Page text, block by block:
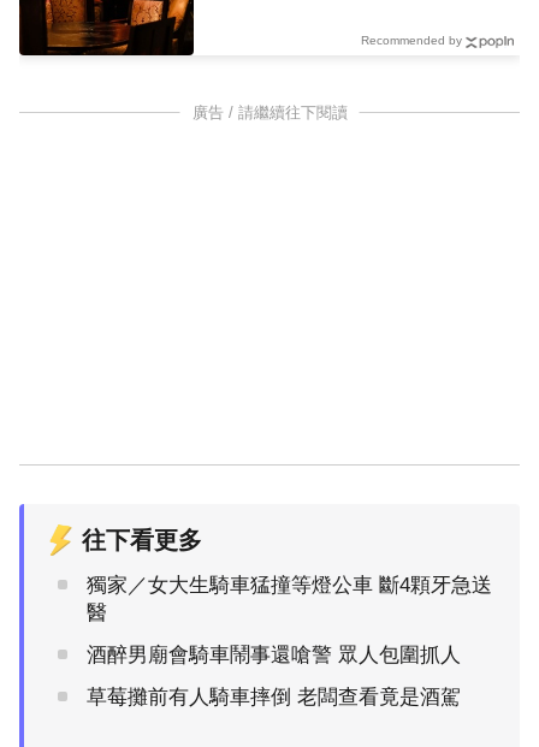
Recommended by
廣告 / 請繼續往下閱讀
往下看更多
獨家／女大生騎車猛撞等燈公車 斷4顆牙急送
醫
酒醉男廟會騎車鬧事還嗆警 眾人包圍抓人
草莓攤前有人騎車摔倒 老闆查看竟是酒駕